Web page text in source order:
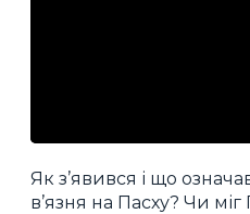
Як з’явився і що
в’язня на Пасху? Чи міг